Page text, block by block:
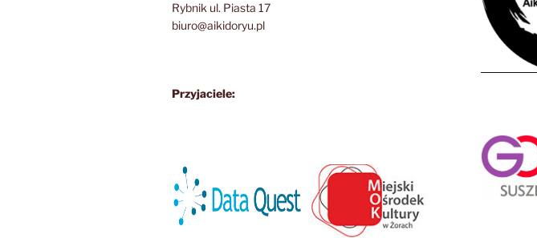
Rybnik ul. Piasta 17
biuro@aikidoryu.pl
Przyjaciele: